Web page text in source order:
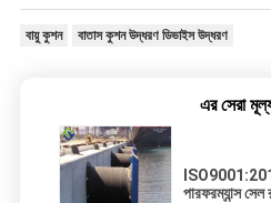
বায়ু কুশন বাতাস কুশন উদ্ধরণ ডিভাইস উদ্ধরণ
এর সেরা
ISO9001:2015
পারফরম্যান্স সেল